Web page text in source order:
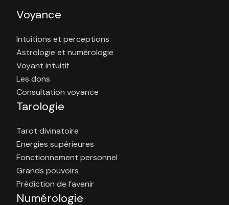
Voyance
Intuitions et perceptions
Astrologie et numérologie
Voyant intuitif
Les dons
Consultation voyance
Tarologie
Tarot divinatoire
Energies supérieures
Fonctionnement personnel
Grands pouvoirs
Prédiction de l’avenir
Numérologie